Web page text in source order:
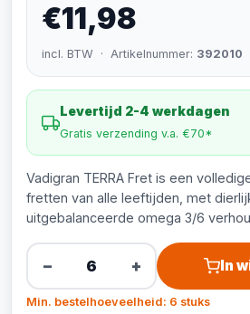
€11,98
incl. BTW · Artikelnummer: 392010
Levertijd 2-4 werkdagen
Gratis verzending v.a. €70*
Vadigran TERRA Fret is een
fretten van alle leeftijden, met
uitgebalanceerde omega 3/6
− + In
Min. bestelhoeveelheid: 6 stuks